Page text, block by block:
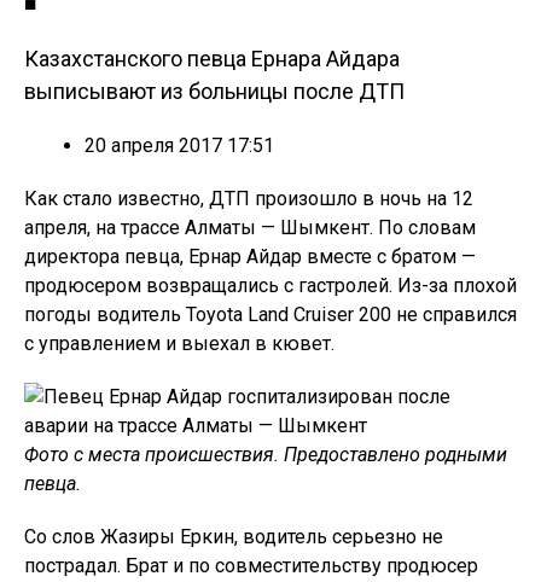
Казахстанского певца Ернара Айдара
выписывают из больницы после ДТП
20 апреля 2017 17:51
Как стало известно, ДТП произошло в ночь на 12
апреля, на трассе Алматы — Шымкент. По словам
директора певца, Ернар Айдар вместе с братом —
продюсером возвращались с гастролей. Из-за плохой
погоды водитель Toyota Land Cruiser 200 не справился
с управлением и выехал в кювет.
Фото с места происшествия. Предоставлено родными
певца.
Со слов Жазиры Еркин, водитель серьезно не
пострадал. Брат и по совместительству продюсер